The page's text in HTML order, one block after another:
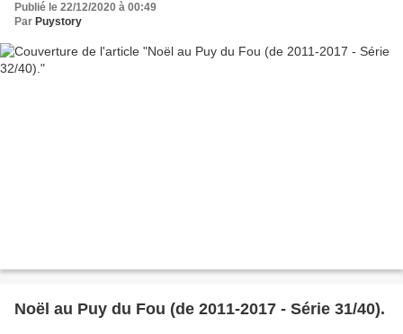
Publié le 22/12/2020 à 00:49
Par Puystory
Noël au Puy du Fou (de 2011-2017 - Série 31/40).